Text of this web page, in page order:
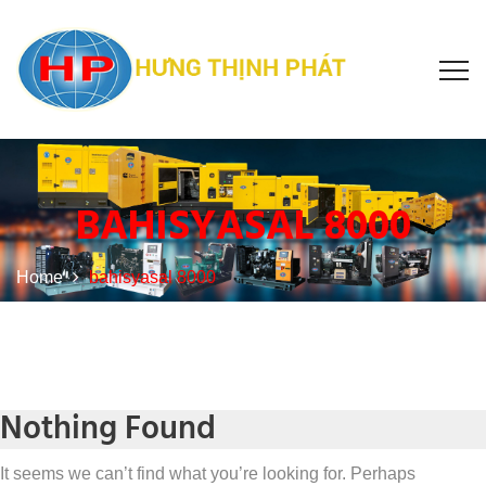
BAHISYASAL 8000
Home bahisyasal 8000
Nothing Found
It seems we can’t find what you’re looking for. Perhaps